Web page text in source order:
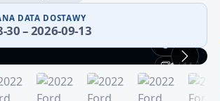
DATA DOSTAWY
30 – 2026-09-13
1 / 14
360°